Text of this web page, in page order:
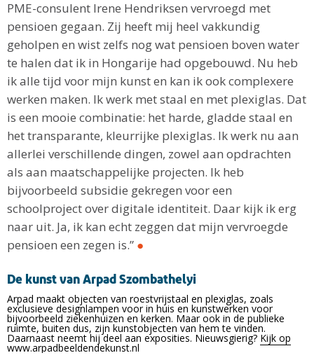
PME-consulent Irene Hendriksen vervroegd met
pensioen gegaan. Zij heeft mij heel vakkundig
geholpen en wist zelfs nog wat pensioen boven water
te halen dat ik in Hongarije had opgebouwd. Nu heb
ik alle tijd voor mijn kunst en kan ik ook complexere
werken maken. Ik werk met staal en met plexiglas. Dat
is een mooie combinatie: het harde, gladde staal en
het transparante, kleurrijke plexiglas. Ik werk nu aan
allerlei verschillende dingen, zowel aan opdrachten
als aan maatschappelijke projecten. Ik heb
bijvoorbeeld subsidie gekregen voor een
schoolproject over digitale identiteit. Daar kijk ik erg
naar uit. Ja, ik kan echt zeggen dat mijn vervroegde
pensioen een zegen is.” ●
De kunst van Arpad Szombathelyi
Arpad maakt objecten van roestvrijstaal en plexiglas, zoals
exclusieve designlampen voor in huis en kunstwerken voor
bijvoorbeeld ziekenhuizen en kerken. Maar ook in de publieke
ruimte, buiten dus, zijn kunstobjecten van hem te vinden.
Daarnaast neemt hij deel aan exposities. Nieuwsgierig? Kijk op
www.arpadbeeldendekunst.nl